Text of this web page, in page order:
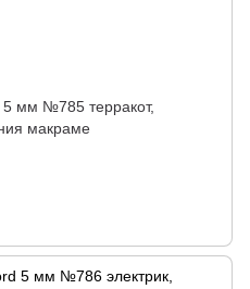
мм №785 терракот,
макраме